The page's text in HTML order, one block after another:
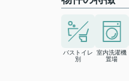
バストイレ
別
室内洗濯機
置場